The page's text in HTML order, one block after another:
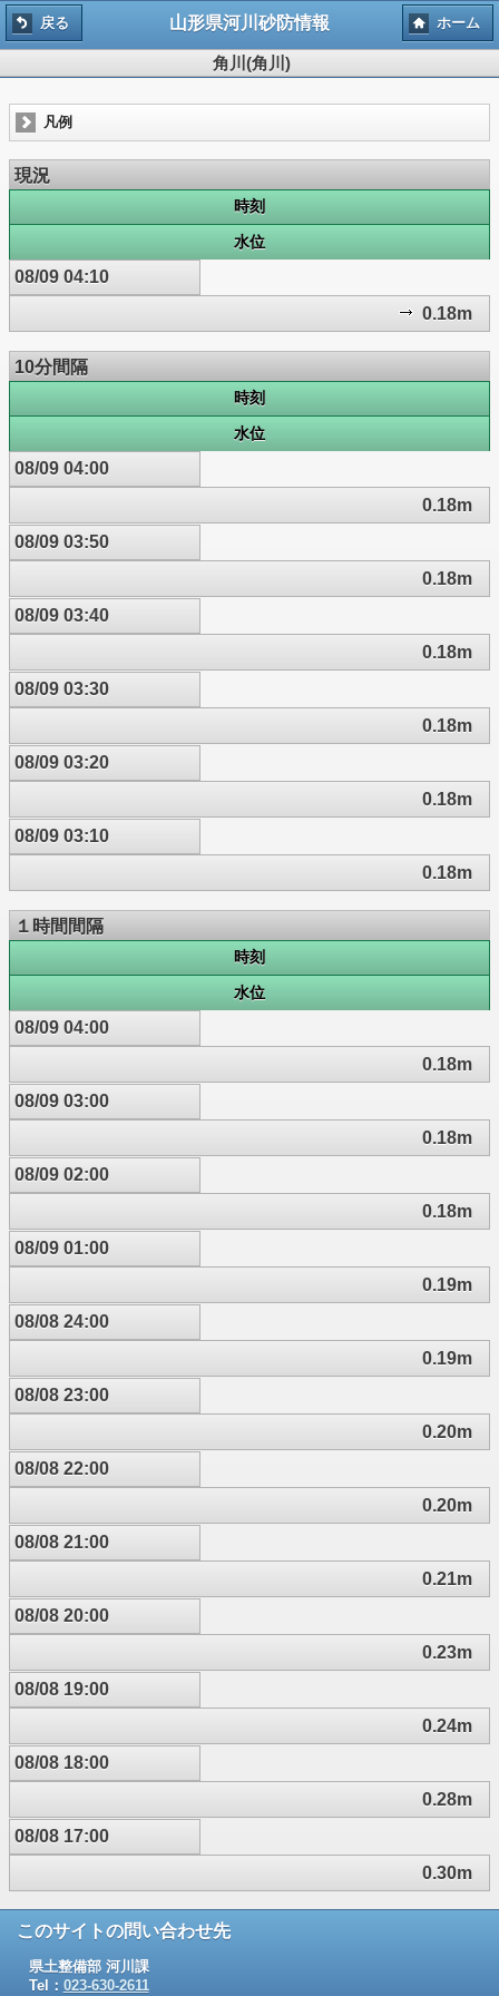
戻る 山形県河川砂防情報 ホーム
角川(角川)
凡例
現況
時刻
水位
08/09 04:10
0.18m
10分間隔
時刻
水位
08/09 04:00
0.18m
08/09 03:50
0.18m
08/09 03:40
0.18m
08/09 03:30
0.18m
08/09 03:20
0.18m
08/09 03:10
0.18m
１時間間隔
時刻
水位
08/09 04:00
0.18m
08/09 03:00
0.18m
08/09 02:00
0.18m
08/09 01:00
0.19m
08/08 24:00
0.19m
08/08 23:00
0.20m
08/08 22:00
0.20m
08/08 21:00
0.21m
08/08 20:00
0.23m
08/08 19:00
0.24m
08/08 18:00
0.28m
08/08 17:00
0.30m
このサイトの問い合わせ先
県土整備部 河川課
Tel： 023-630-2611